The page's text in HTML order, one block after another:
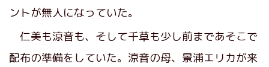
ントが無人になっていた。
仁美も涼音も、そして千草も少し前まであそこで
配布の準備をしていた。涼音の母、景浦エリカが来